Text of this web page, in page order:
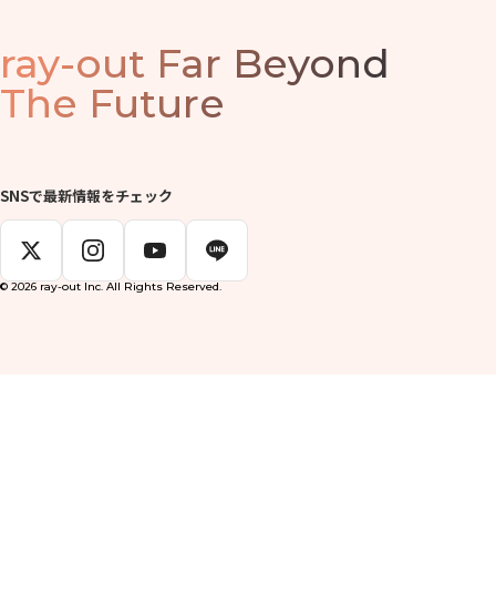
ray-out Far Beyond
The Future
SNSで最新情報をチェック
© 2026 ray-out Inc. All Rights Reserved.